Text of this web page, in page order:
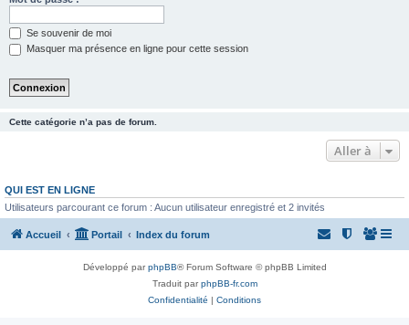
Se souvenir de moi
Masquer ma présence en ligne pour cette session
Cette catégorie n’a pas de forum.
Aller à
QUI EST EN LIGNE
Utilisateurs parcourant ce forum : Aucun utilisateur enregistré et 2 invités
Accueil Portail Index du forum
Développé parphpBB® Forum Software © phpBB Limited
Traduit parphpBB-fr.com
Confidentialité | Conditions